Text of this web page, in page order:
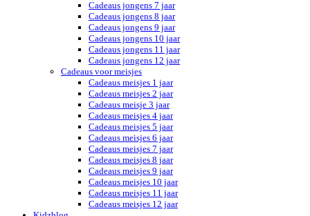
Cadeaus jongens 7 jaar
Cadeaus jongens 8 jaar
Cadeaus jongens 9 jaar
Cadeaus jongens 10 jaar
Cadeaus jongens 11 jaar
Cadeaus jongens 12 jaar
Cadeaus voor meisjes
Cadeaus meisjes 1 jaar
Cadeaus meisjes 2 jaar
Cadeaus meisje 3 jaar
Cadeaus meisjes 4 jaar
Cadeaus meisjes 5 jaar
Cadeaus meisjes 6 jaar
Cadeaus meisjes 7 jaar
Cadeaus meisjes 8 jaar
Cadeaus meisjes 9 jaar
Cadeaus meisjes 10 jaar
Cadeaus meisjes 11 jaar
Cadeaus meisjes 12 jaar